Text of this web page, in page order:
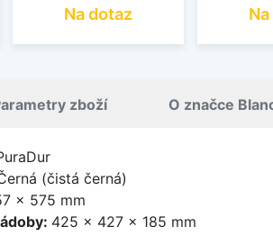
Na dotaz
zboží O značce
(čistá černá)
x 575 mm
425 x 427 x 185 mm